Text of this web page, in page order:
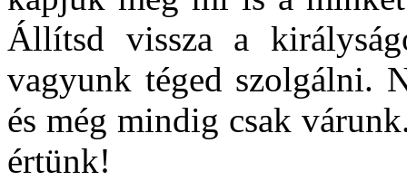
Állítsd vissza a
vagyunk téged szolgálni.
és még mindig csak
értünk!